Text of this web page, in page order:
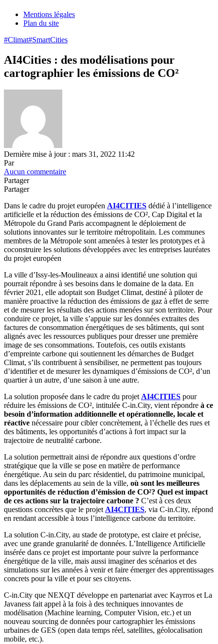
Mentions légales
Plan du site
#Climat#SmartCities
AI4Cities : des modélisations pour
cartographier les émissions de CO²
Dernière mise à jour : mars 31, 2022 11:42
Par
Aucun commentaire
Partager
Partager
Dans le cadre du projet européen AI4CITIES dédié à l’intelligence
artificielle et la réduction des émissions de CO², Cap Digital et la
Métropole du Grand Paris accompagnent le déploiement de
solutions innovantes sur le territoire métropolitain. Les communes
membres de la Métropole sont amenées à tester les prototypes et à
coconstruire les solutions développées avec les entreprises lauréates
du projet européen
La ville d’Issy-les-Moulineaux a ainsi identifié une solution qui
pourrait répondre à ses besoins dans le domaine de la data. En
février 2021, elle adoptait son Budget Climat, destiné à piloter de
manière proactive la réduction des émissions de gaz à effet de serre
et de mesurer les résultats des actions menées sur son territoire. Pour
conduire ce projet, la ville s’appuie sur les données extraites des
factures de consommation énergétiques de ses bâtiments, qui sont
alignés avec les ressources publiques pour dresser une première
image de ses consommations. Toutefois, ces outils existants
d’empreinte carbone qui soutiennent les démarches de Budget
Climat, s’ils contribuent à sensibiliser, ne permettent pas toujours
d’identifier et de mesurer les dynamiques d’émissions de CO², d’un
quartier à un autre, d’une saison à une autre.
La solution proposée dans le cadre du projet AI4CITIES pour
réduire les émissions de CO², intitulée C-in.City, vient répondre à ce
besoin d’information additionnelle et opérationnelle, locale et
réactive nécessaire pour cibler concrètement, à l’échelle des rues et
des bâtiments, les opportunités d’actions à fort impact sur la
trajectoire de neutralité carbone.
La solution permettrait ainsi de répondre aux questions d’ordre
stratégique que la ville se pose en matière de performance
énergétique. Au sein du parc résidentiel, du patrimoine municipal,
dans les déplacements au sein de la ville, où sont les meilleures
opportunités de réduction d’émission de CO²? Quel est impact
de ces actions sur la trajectoire carbone ? C’est à ces deux
questions concrètes que le projet AI4CITIES, via C-in.City, répond
en rendant accessible à tous l’intelligence carbone du territoire.
La solution C-in.City, au stade de prototype, est claire et précise,
avec une grande granularité de données. L’Intelligence Artificielle
insérée dans ce projet est importante pour suivre la performance
énergétique de la ville, mais aussi imaginer des scénarios et des
simulations sur les années à venir et faire émerger des apprentissages
concrets pour la ville et pour ses citoyens.
C-in.City que NEXQT développe en partenariat avec Kayrros et La
Javaness fait appel à la fois à des techniques innovantes de
modélisation (Machine learning, Computer Vision, etc.) et un
nouveau sourcing de données pour cartographier les émissions
urbaines de GES (open data temps réel, satellites, géolocalisation
mobile, etc.).